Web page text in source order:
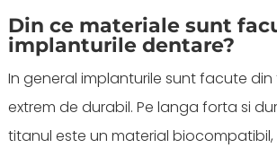
Din ce materiale sunt
implanturile dentare?
In general implanturile sunt facute
extrem de durabil. Pe langa forta si
titanul este un material